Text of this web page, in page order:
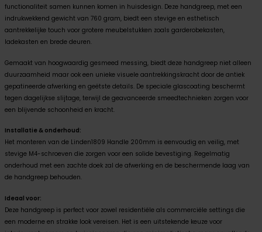
functionaliteit samen kunnen komen in huisdesign. Deze handgreep, met een
indrukwekkend gewicht van 760 gram, biedt een stevige en esthetisch
aantrekkelijke touch voor grotere meubelstukken zoals garderobekasten,
ladekasten en brede deuren.
Gemaakt van hoogwaardig gesmeed messing, biedt deze handgreep niet alleen
duurzaamheid maar ook een unieke visuele aantrekkingskracht door de antiek
gepatineerde afwerking en geëtste details. De speciale glascoating beschermt
tegen dagelijkse slijtage, terwijl de geavanceerde smeedtechnieken zorgen voor
een blijvende schoonheid en kracht.
Installatie & onderhoud:
Het monteren van de Linden1809 Handle 200mm is eenvoudig en veilig, met
stevige M4-schroeven die zorgen voor een solide bevestiging. Regelmatig
onderhoud met een zachte doek zal de afwerking en de beschermende laag van
de handgreep behouden.
Ideaal voor:
Deze handgreep is perfect voor zowel residentiële als commerciële settings die
een moderne en strakke look vereisen. Het is een uitstekende keuze voor